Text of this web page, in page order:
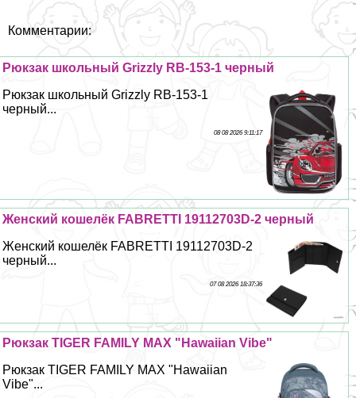
Комментарии:
Рюкзак школьный Grizzly RB-153-1 черный
Рюкзак школьный Grizzly RB-153-1
черный...
08 08 2026 9:11:17
Женский кошелёк FABRETTI 19112703D-2 черный
Женский кошелёк FABRETTI 19112703D-2
черный...
07 08 2026 18:37:36
Рюкзак TIGER FAMILY MAX "Hawaiian Vibe"
Рюкзак TIGER FAMILY MAX "Hawaiian
Vibe"...